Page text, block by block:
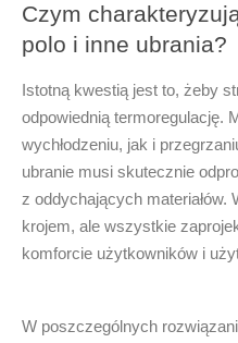
Czym
polo i inne ubrania?
Istotną kwestią jest to, żeby
odpowiednią termoregulację.
wychłodzeniu, jak i
ubranie musi skutecznie
z oddychających materiałów.
krojem, ale wszystkie
komforcie użytkowników i
W poszczególnych